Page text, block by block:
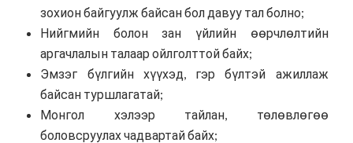
зохион байгуулж байсан бол давуу тал болно;
Нийгмийн болон зан үйлийн өөрчлөлтийн
аргачлалын талаар ойлголттой байх;
Эмзэг бүлгийн хүүхэд, гэр бүлтэй ажиллаж
байсан туршлагатай;
Монгол хэлээр тайлан, төлөвлөгөө
боловсруулах чадвартай байх;